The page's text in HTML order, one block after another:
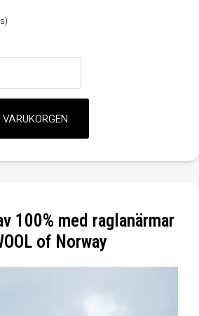
100% med raglanärmar
of Norway